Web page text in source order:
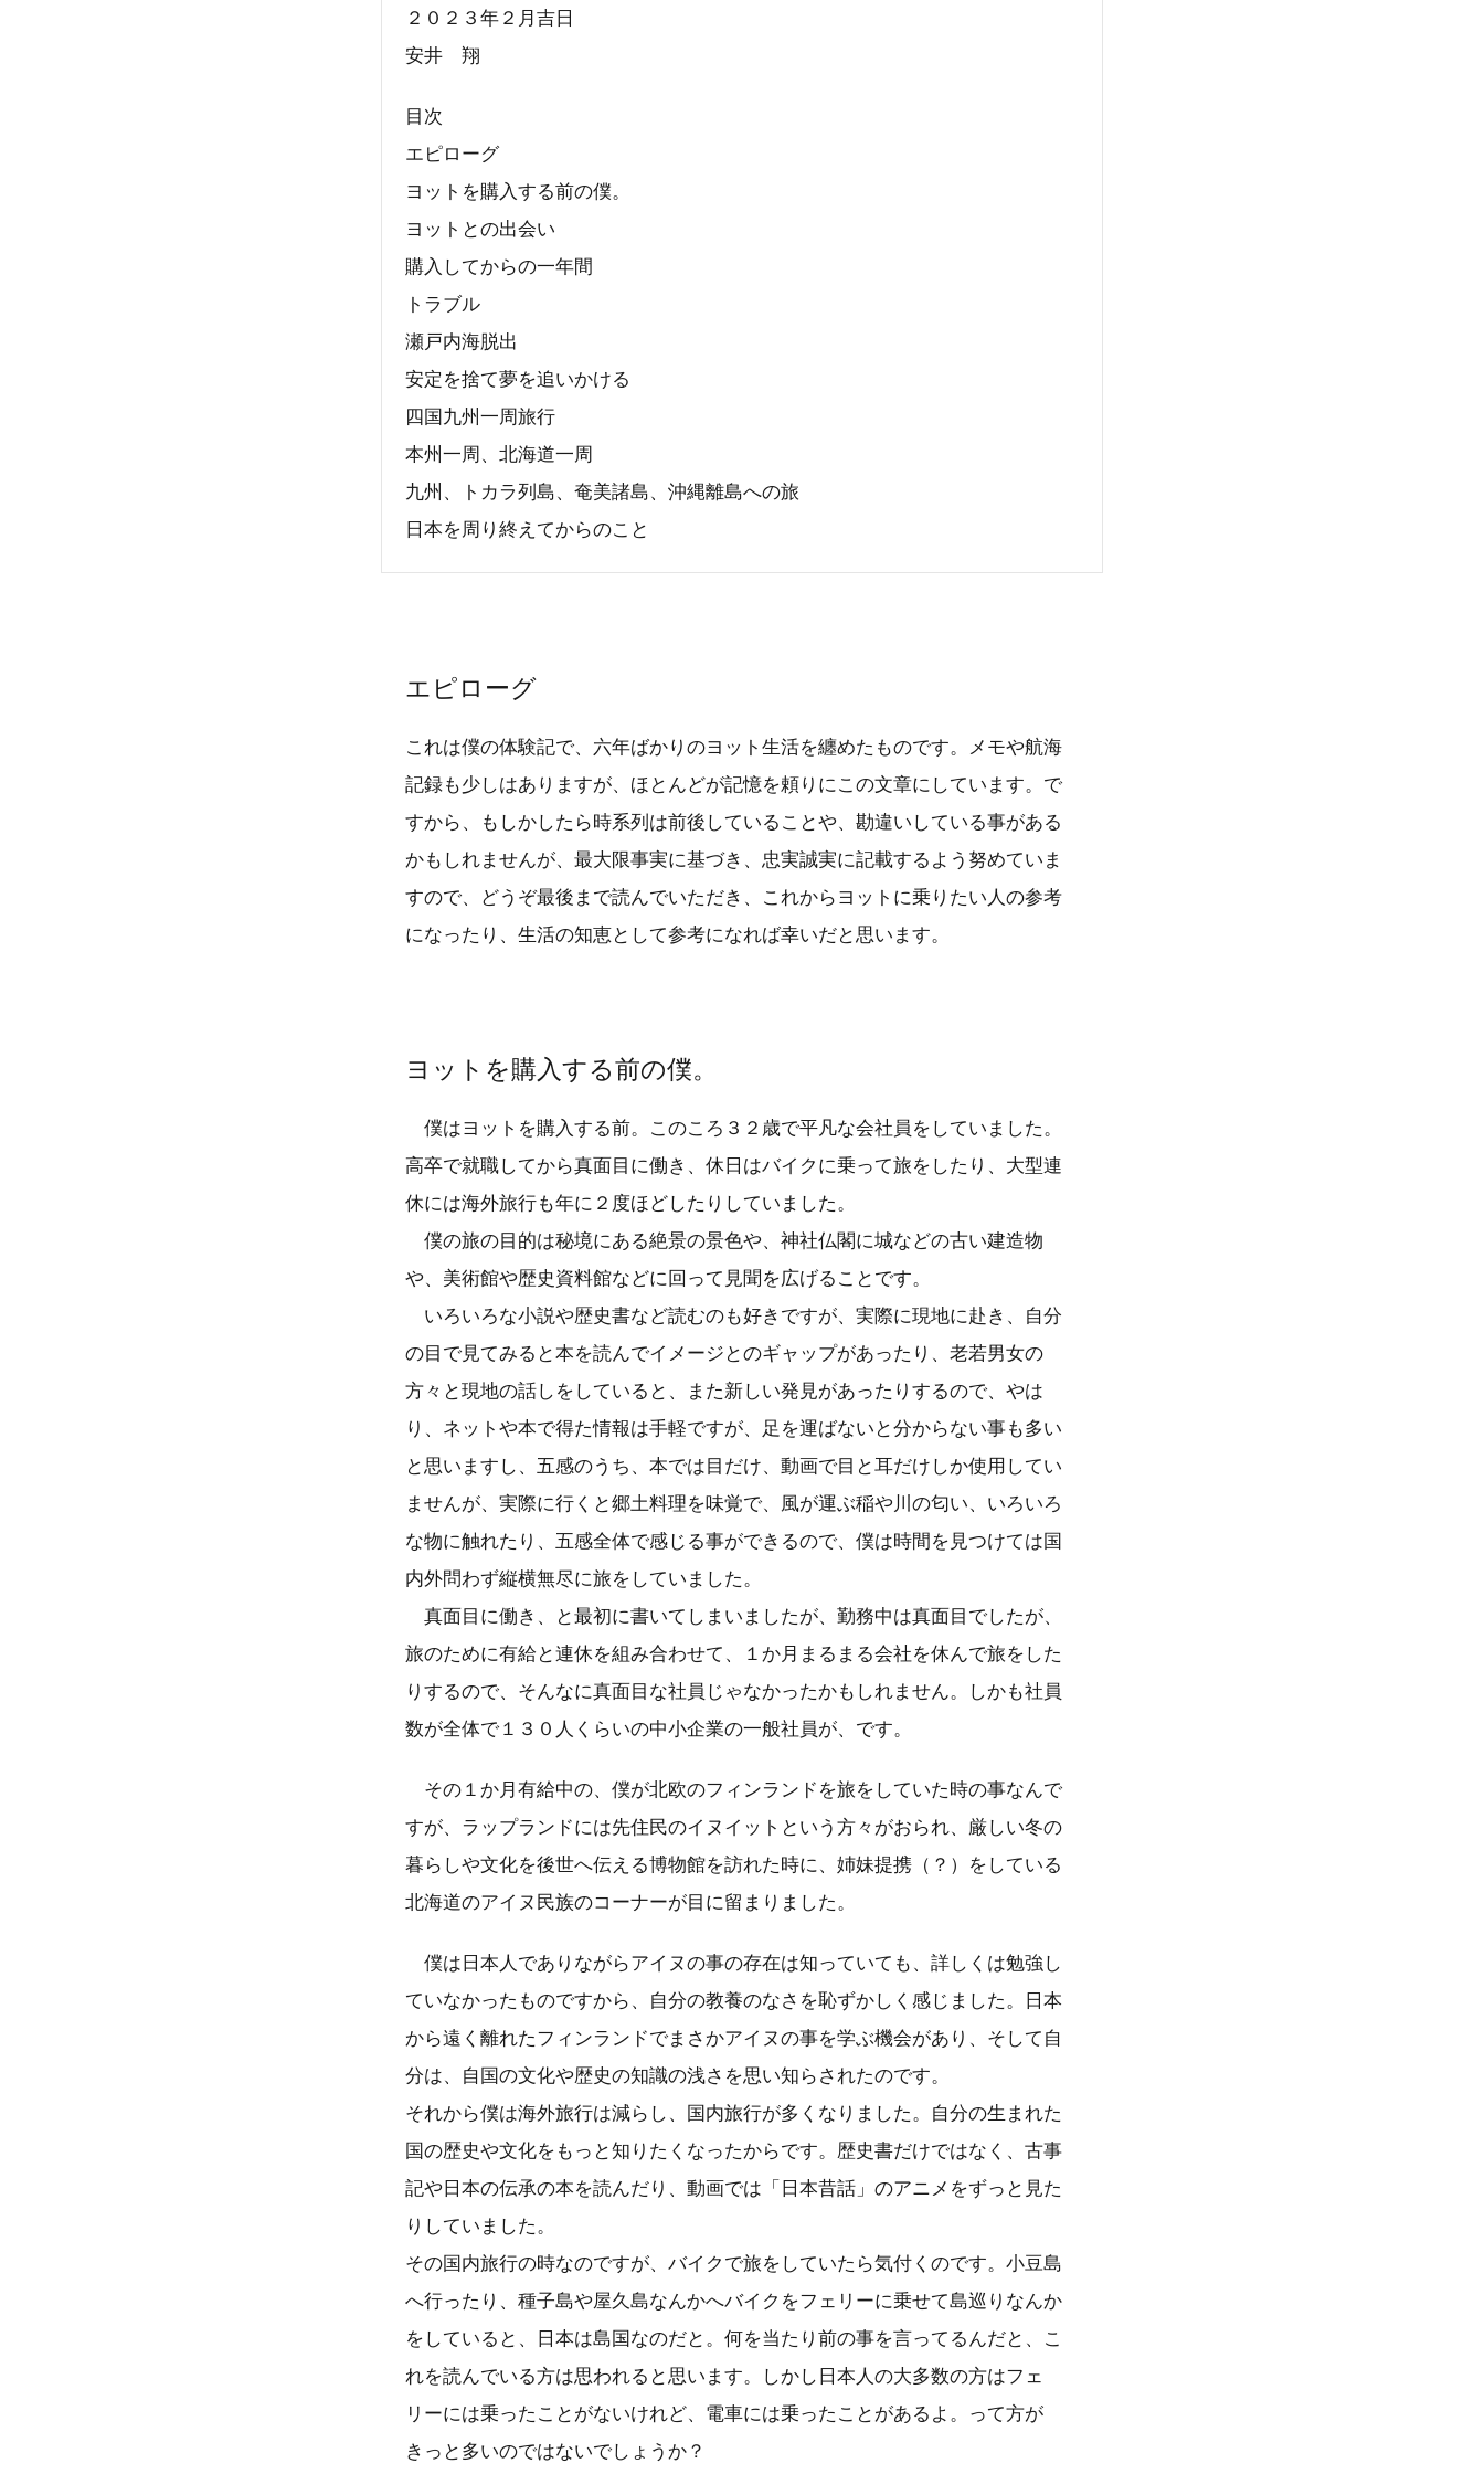
２０２３年２月吉日
安井 翔
目次
エピローグ
ヨットを購入する前の僕。
ヨットとの出会い
購入してからの一年間
トラブル
瀬戸内海脱出
安定を捨て夢を追いかける
四国九州一周旅行
本州一周、北海道一周
九州、トカラ列島、奄美諸島、沖縄離島への旅
日本を周り終えてからのこと
エピローグ
これは僕の体験記で、六年ばかりのヨット生活を纏めたものです。メモや航海
記録も少しはありますが、ほとんどが記憶を頼りにこの文章にしています。で
すから、もしかしたら時系列は前後していることや、勘違いしている事がある
かもしれませんが、最大限事実に基づき、忠実誠実に記載するよう努めていま
すので、どうぞ最後まで読んでいただき、これからヨットに乗りたい人の参考
になったり、生活の知恵として参考になれば幸いだと思います。
ヨットを購入する前の僕。
僕はヨットを購入する前。このころ３２歳で平凡な会社員をしていました。
高卒で就職してから真面目に働き、休日はバイクに乗って旅をしたり、大型連
休には海外旅行も年に２度ほどしたりしていました。
僕の旅の目的は秘境にある絶景の景色や、神社仏閣に城などの古い建造物
や、美術館や歴史資料館などに回って見聞を広げることです。
いろいろな小説や歴史書など読むのも好きですが、実際に現地に赴き、自分
の目で見てみると本を読んでイメージとのギャップがあったり、老若男女の
方々と現地の話しをしていると、また新しい発見があったりするので、やは
り、ネットや本で得た情報は手軽ですが、足を運ばないと分からない事も多い
と思いますし、五感のうち、本では目だけ、動画で目と耳だけしか使用してい
ませんが、実際に行くと郷土料理を味覚で、風が運ぶ稲や川の匂い、いろいろ
な物に触れたり、五感全体で感じる事ができるので、僕は時間を見つけては国
内外問わず縦横無尽に旅をしていました。
真面目に働き、と最初に書いてしまいましたが、勤務中は真面目でしたが、
旅のために有給と連休を組み合わせて、１か月まるまる会社を休んで旅をした
りするので、そんなに真面目な社員じゃなかったかもしれません。しかも社員
数が全体で１３０人くらいの中小企業の一般社員が、です。
その１か月有給中の、僕が北欧のフィンランドを旅をしていた時の事なんで
すが、ラップランドには先住民のイヌイットという方々がおられ、厳しい冬の
暮らしや文化を後世へ伝える博物館を訪れた時に、姉妹提携（？）をしている
北海道のアイヌ民族のコーナーが目に留まりました。
僕は日本人でありながらアイヌの事の存在は知っていても、詳しくは勉強し
ていなかったものですから、自分の教養のなさを恥ずかしく感じました。日本
から遠く離れたフィンランドでまさかアイヌの事を学ぶ機会があり、そして自
分は、自国の文化や歴史の知識の浅さを思い知らされたのです。
それから僕は海外旅行は減らし、国内旅行が多くなりました。自分の生まれた
国の歴史や文化をもっと知りたくなったからです。歴史書だけではなく、古事
記や日本の伝承の本を読んだり、動画では「日本昔話」のアニメをずっと見た
りしていました。
その国内旅行の時なのですが、バイクで旅をしていたら気付くのです。小豆島
へ行ったり、種子島や屋久島なんかへバイクをフェリーに乗せて島巡りなんか
をしていると、日本は島国なのだと。何を当たり前の事を言ってるんだと、こ
れを読んでいる方は思われると思います。しかし日本人の大多数の方はフェ
リーには乗ったことがないけれど、電車には乗ったことがあるよ。って方が
きっと多いのではないでしょうか？